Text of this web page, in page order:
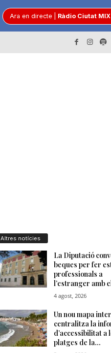
Ara en directe Ràdio Ciutat MIX
Altres notícies